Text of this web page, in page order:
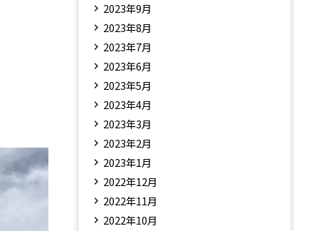
2023年9月
2023年8月
2023年7月
2023年6月
2023年5月
2023年4月
2023年3月
2023年2月
2023年1月
2022年12月
2022年11月
2022年10月